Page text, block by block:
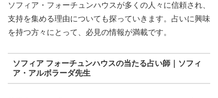
ソフィア・フォーチュンハウスが多くの人々に信頼され、
支持を集める理由についても探っていきます。占いに興味
を持つ方々にとって、必見の情報が満載です。
ソフィア フォーチュンハウスの当たる占い師｜ソフィ
ア・アルボラーダ先生